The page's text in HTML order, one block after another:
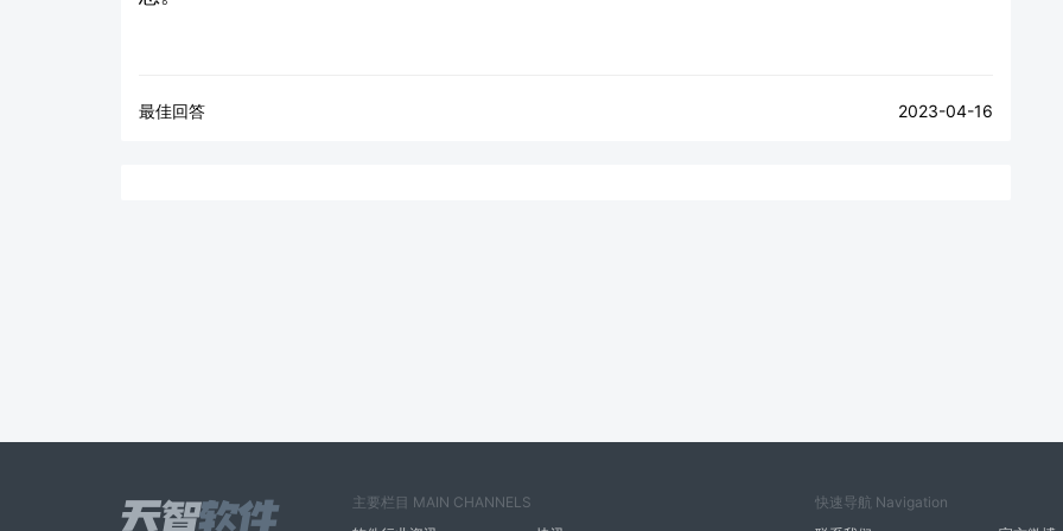
最佳回答 2023-04-16
主要栏目 MAIN CHANNELS
快速导航 Navigation